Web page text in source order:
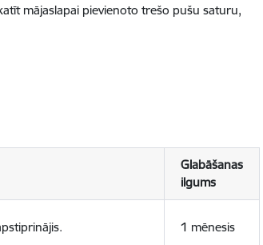
mājaslapai pievienoto trešo pušu saturu,
Glabāšanas
ilgums
1 mēnesis